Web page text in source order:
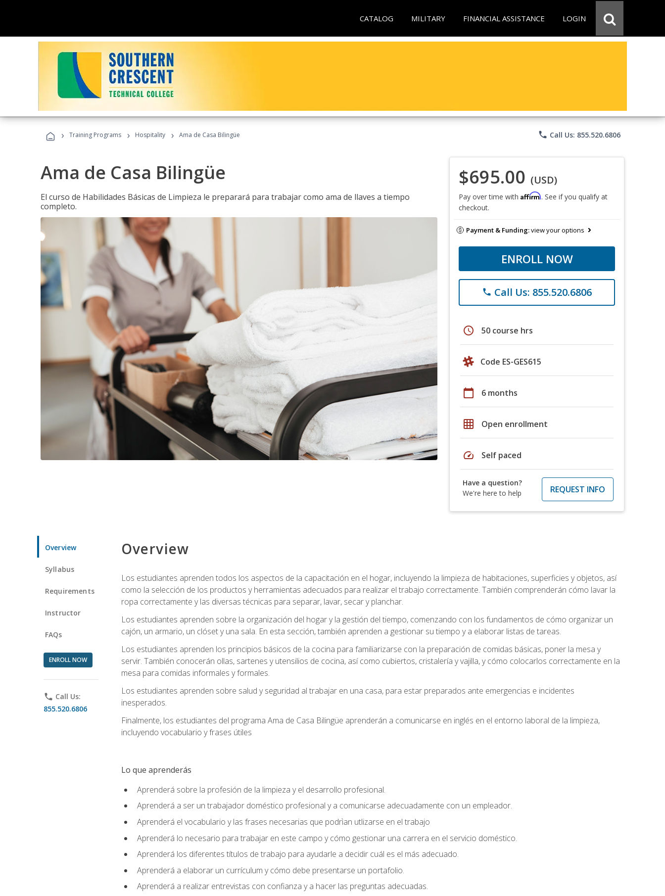
CATALOG MILITARY FINANCIAL ASSISTANCE LOGIN
› Training Programs › Hospitality › Ama de Casa Bilingüe phone Call Us: 855.520.6806
Ama de Casa Bilingüe
El curso de Habilidades Básicas de Limpieza le preparará para trabajar como ama de llaves a tiempo
completo.
$695.00 (USD)
Pay over time with Affirm. See if you qualify at
checkout.
Payment & Funding:view your options
ENROLL NOW
phone Call Us: 855.520.6806
schedule 50 course hrs
Code ES-GES615
calendar_today 6 months
grid_on Open enrollment
speed Self paced
Have a question?
We're here to help
REQUEST INFO
Overview
Syllabus
Requirements
Instructor
FAQs
ENROLL NOW
phone Call Us:
855.520.6806
Overview
Los estudiantes aprenden todos los aspectos de la capacitación en el hogar, incluyendo la limpieza de habitaciones, superficies y objetos, así
como la selección de los productos y herramientas adecuados para realizar el trabajo correctamente. También comprenderán cómo lavar la
ropa correctamente y las diversas técnicas para separar, lavar, secar y planchar.
Los estudiantes aprenden sobre la organización del hogar y la gestión del tiempo, comenzando con los fundamentos de cómo organizar un
cajón, un armario, un clóset y una sala. En esta sección, también aprenden a gestionar su tiempo y a elaborar listas de tareas.
Los estudiantes aprenden los principios básicos de la cocina para familiarizarse con la preparación de comidas básicas, poner la mesa y
servir. También conocerán ollas, sartenes y utensilios de cocina, así como cubiertos, cristalería y vajilla, y cómo colocarlos correctamente en la
mesa para comidas informales y formales.
Los estudiantes aprenden sobre salud y seguridad al trabajar en una casa, para estar preparados ante emergencias e incidentes
inesperados.
Finalmente, los estudiantes del programa Ama de Casa Bilingüe aprenderán a comunicarse en inglés en el entorno laboral de la limpieza,
incluyendo vocabulario y frases útiles
Lo que aprenderás
Aprenderá sobre la profesión de la limpieza y el desarrollo profesional.
Aprenderá a ser un trabajador doméstico profesional y a comunicarse adecuadamente con un empleador.
Aprenderá el vocabulario y las frases necesarias que podrìan utlizarse en el trabajo
Aprenderá lo necesario para trabajar en este campo y cómo gestionar una carrera en el servicio doméstico.
Aprenderá los diferentes títulos de trabajo para ayudarle a decidir cuál es el más adecuado.
Aprenderá a elaborar un currículum y cómo debe presentarse un portafolio.
Aprenderá a realizar entrevistas con confianza y a hacer las preguntas adecuadas.